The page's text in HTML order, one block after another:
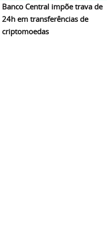
Banco Central impõe trava de
24h em transferências de
criptomoedas